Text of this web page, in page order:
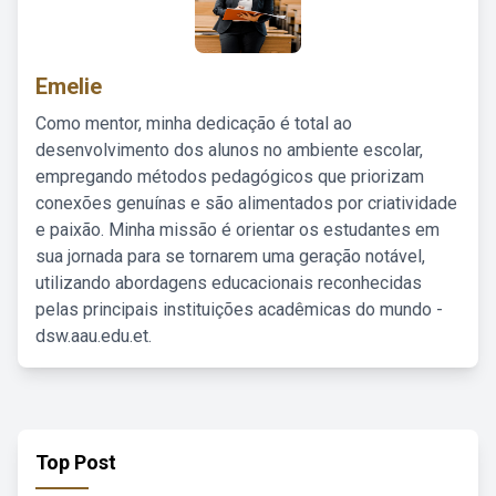
Emelie
Como mentor, minha dedicação é total ao
desenvolvimento dos alunos no ambiente escolar,
empregando métodos pedagógicos que priorizam
conexões genuínas e são alimentados por criatividade
e paixão. Minha missão é orientar os estudantes em
sua jornada para se tornarem uma geração notável,
utilizando abordagens educacionais reconhecidas
pelas principais instituições acadêmicas do mundo -
dsw.aau.edu.et.
Top Post